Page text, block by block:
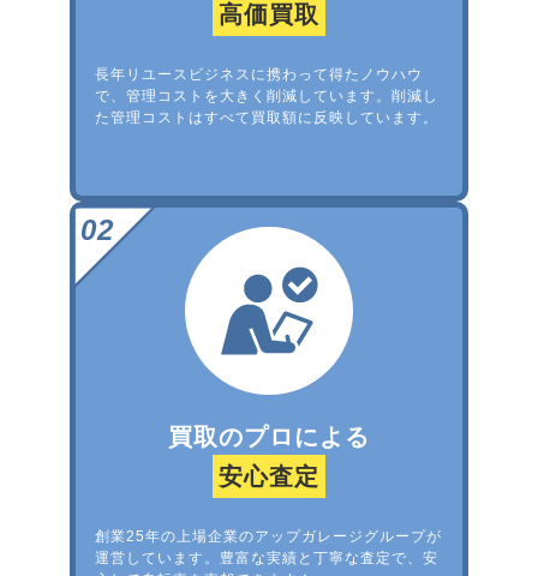
高価買取
長年リユースビジネスに携わって得たノウハウ
で、管理コストを大きく削減しています。削減し
た管理コストはすべて買取額に反映しています。
買取のプロによる
安心査定
創業25年の上場企業のアップガレージグループが
運営しています。豊富な実績と丁寧な査定で、安